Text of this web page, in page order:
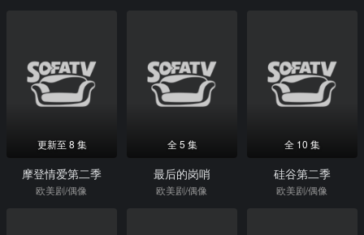
更新至 8 集
摩登情爱第二季
欧美剧/偶像
全 5 集
最后的岗哨
欧美剧/偶像
全 10 集
硅谷第二季
欧美剧/偶像